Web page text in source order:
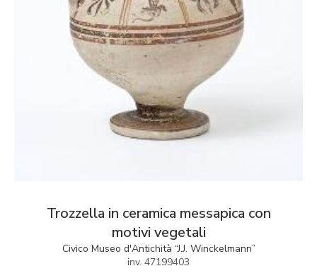
Trozzella in ceramica messapica con
motivi vegetali
Civico Museo d'Antichità “J.J. Winckelmann”
inv. 47199403